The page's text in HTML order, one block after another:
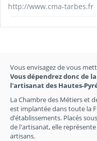
http://www.cma-tarbes.fr
Vous envisagez de vous
Vous dépendrez donc de
l'artisanat des Hautes-
La Chambre des Métiers et
est implantée dans toute la
d’établissements. Placés
de l'artisanat, elle
artisans.